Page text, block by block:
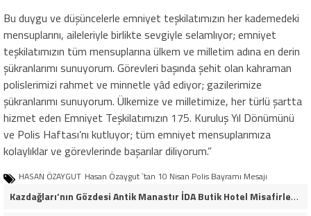
Bu duygu ve düşüncelerle emniyet teşkilatımızın her kademedeki
mensuplarını, aileleriyle birlikte sevgiyle selamlıyor; emniyet
teşkilatımızın tüm mensuplarına ülkem ve milletim adına en derin
şükranlarımı sunuyorum. Görevleri başında şehit olan kahraman
polislerimizi rahmet ve minnetle yâd ediyor; gazilerimize
şükranlarımı sunuyorum. Ülkemize ve milletimize, her türlü şartta
hizmet eden Emniyet Teşkilatımızın 175. Kuruluş Yıl Dönümünü
ve Polis Haftası’nı kutluyor; tüm emniyet mensuplarımıza
kolaylıklar ve görevlerinde başarılar diliyorum.”
HASAN ÖZAYGUT Hasan Özaygut `tan 10 Nisan Polis Bayramı Mesajı
Kazdağları’nın Gözdesi Antik Manastır İDA Butik Hotel Misafirlerinden Tam Not Alıyor